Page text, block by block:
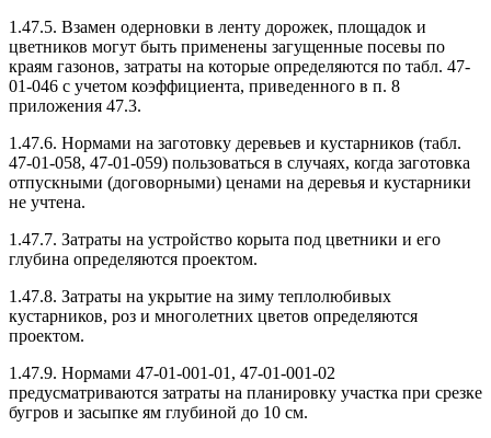
1.47.5. Взамен одерновки в ленту дорожек, площадок и
цветников могут быть применены загущенные посевы по
краям газонов, затраты на которые определяются по табл. 47-
01-046 с учетом коэффициента, приведенного в п. 8
приложения 47.3.
1.47.6. Нормами на заготовку деревьев и кустарников (табл.
47-01-058, 47-01-059) пользоваться в случаях, когда заготовка
отпускными (договорными) ценами на деревья и кустарники
не учтена.
1.47.7. Затраты на устройство корыта под цветники и его
глубина определяются проектом.
1.47.8. Затраты на укрытие на зиму теплолюбивых
кустарников, роз и многолетних цветов определяются
проектом.
1.47.9. Нормами 47-01-001-01, 47-01-001-02
предусматриваются затраты на планировку участка при срезке
бугров и засыпке ям глубиной до 10 см.